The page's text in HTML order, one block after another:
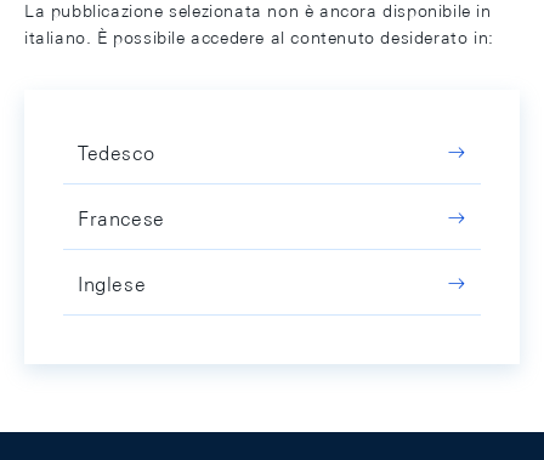
La pubblicazione selezionata non è ancora disponibile in
italiano. È possibile accedere al contenuto desiderato in:
Tedesco
Francese
Inglese